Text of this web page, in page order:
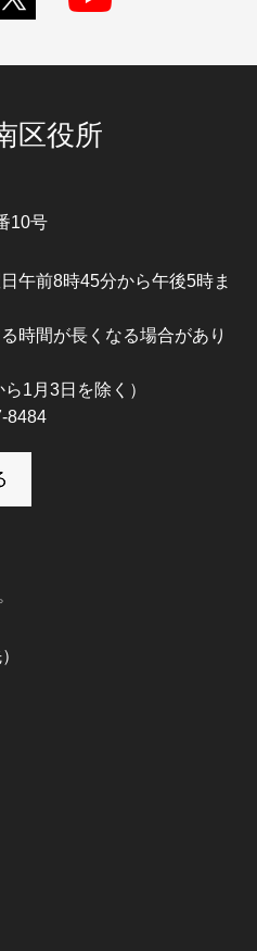
区役所
10号
午前8時45分から午後5時ま
時間が長くなる場合があり
1月3日を除く）
8484